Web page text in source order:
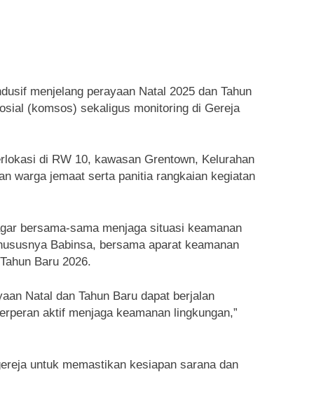
menjelang perayaan Natal 2025 dan Tahun
(komsos) sekaligus monitoring di Gereja
di RW 10, kawasan Grentown, Kelurahan
warga jemaat serta panitia rangkaian kegiatan
bersama-sama menjaga situasi keamanan
Babinsa, bersama aparat keamanan
Baru 2026.
Natal dan Tahun Baru dapat berjalan
aktif menjaga keamanan lingkungan,”
untuk memastikan kesiapan sarana dan